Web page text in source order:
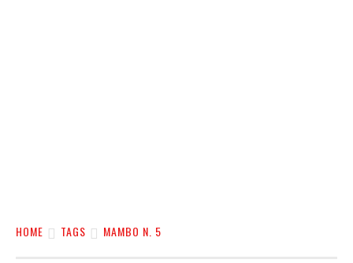
HOME TAGS MAMBO N. 5